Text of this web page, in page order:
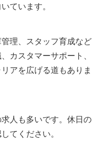
ています。
理、スタッフ育成など
カスタマーサポート、
アを広げる道もありま
人も多いです。休日の
てください。